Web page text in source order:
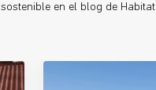
en el blog de Habitat